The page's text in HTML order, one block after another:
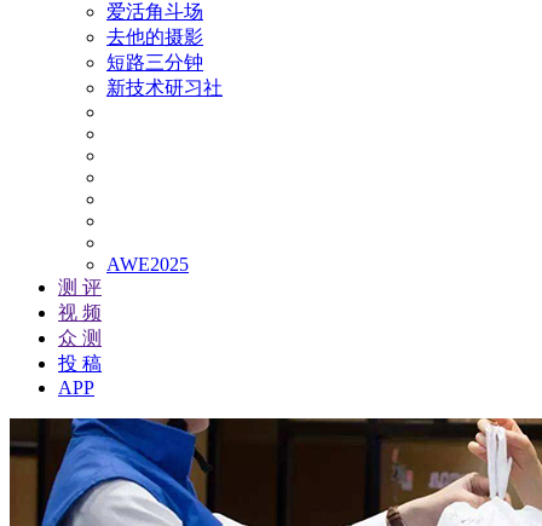
爱活角斗场
去他的摄影
短路三分钟
新技术研习社
AWE2025
测 评
视 频
众 测
投 稿
APP